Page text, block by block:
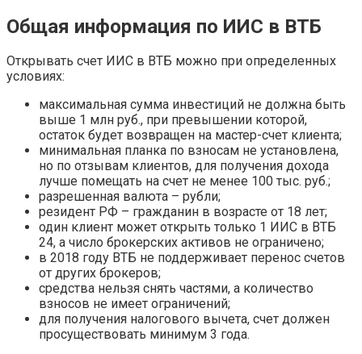
Общая информация по ИИС в ВТБ
Открывать счет ИИС в ВТБ можно при определенных
условиях:
максимальная сумма инвестиций не должна быть
выше 1 млн руб., при превышении которой,
остаток будет возвращен на мастер-счет клиента;
минимальная планка по взносам не установлена,
но по отзывам клиентов, для получения дохода
лучше помещать на счет не менее 100 тыс. руб.;
разрешенная валюта – рубли;
резидент РФ – гражданин в возрасте от 18 лет;
один клиент может открыть только 1 ИИС в ВТБ
24, а число брокерских активов не ограничено;
в 2018 году ВТБ не поддерживает перенос счетов
от других брокеров;
средства нельзя снять частями, а количество
взносов не имеет ограничений;
для получения налогового вычета, счет должен
просуществовать минимум 3 года.